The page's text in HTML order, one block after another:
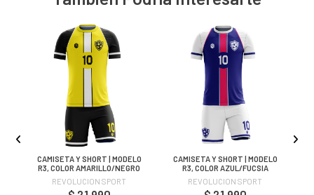
CAMISETA Y SHORT | MODELO
R3, COLOR AMARILLO/NEGRO
REVOLUCION SPORT
CAMISETA Y SHORT | MODELO
R3, COLOR AZUL/FUCSIA
REVOLUCION SPORT